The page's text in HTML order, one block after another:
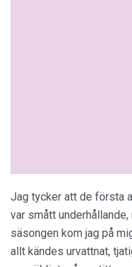
Jag tycker att de första
var smått
säsongen kom jag på
allt kändes urvattnat,